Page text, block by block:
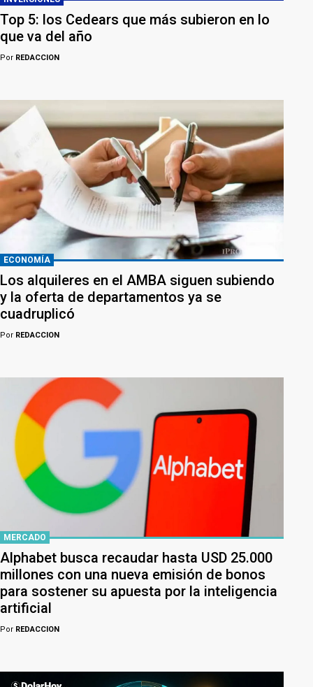
Top 5: los Cedears que más subieron en lo
que va del año
Por REDACCION
ECONOMÍA
Los alquileres en el AMBA siguen subiendo
y la oferta de departamentos ya se
cuadruplicó
Por REDACCION
MERCADO
Alphabet busca recaudar hasta USD 25.000
millones con una nueva emisión de bonos
para sostener su apuesta por la inteligencia
artificial
Por REDACCION